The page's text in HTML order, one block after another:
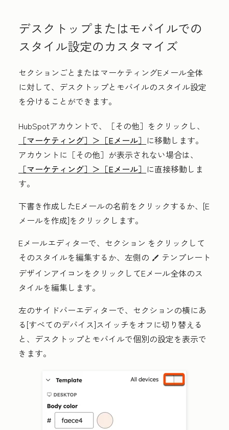
デスクトップまたはモバイルでの
スタイル設定のカスタマイズ
セクションごとまたはマーケティングEメール全体
に対して、デスクトップとモバイルのスタイル設定
を分けることができます。
HubSpotアカウントで、
［その他］をクリックし、
［マーケティング］＞ ［Eメール］ に移動します。
アカウントに ［その他］が表示されない場合は、
［マーケティング］＞ ［Eメール］ に直接移動しま
す。
下書き作成したEメールの名前をクリックするか、[E
メールを作成]をクリックします。
Eメールエディターで、 セクション をクリックして
そのスタイルを編集するか、左側の styles テンプレート
デザインアイコンをクリックしてEメール全体のス
タイルを編集します。
左のサイドバーエディターで、セクションの横にあ
る[すべてのデバイス]スイッチをオフに切り替える
と、デスクトップとモバイルで個別の設定を表示で
きます。